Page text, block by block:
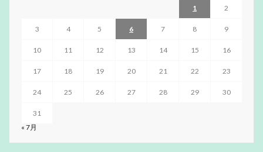
1 2
3 4 5 6 7 8 9
10 11 12 13 14 15 16
17 18 19 20 21 22 23
24 25 26 27 28 29 30
31
« 7月